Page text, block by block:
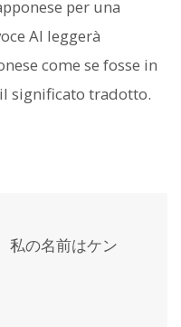
per una
AI leggerà
come se fosse in
significato tradotto.
私の名前はケン